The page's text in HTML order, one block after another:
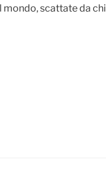
mondo, scattate da chi